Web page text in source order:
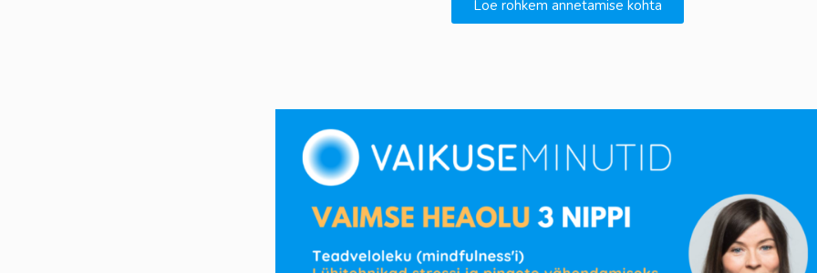
Loe rohkem annetamise kohta